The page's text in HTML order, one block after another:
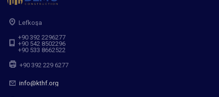
Lefkoşa
+90 392 2296277
+90 542 8502296
+90 533 8662522
+90 392 229 6277
info@kthf.org